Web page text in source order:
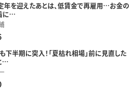
年を迎えたあとは、低賃金で再雇用…お金の
に…
下半期に突入！「夏枯れ相場」前に見直した
…